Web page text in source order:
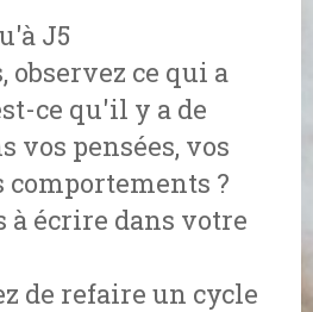
J5
observez ce qui a
ce qu'il y a de
vos pensées, vos
comportements ?
à écrire dans votre
de refaire un cycle